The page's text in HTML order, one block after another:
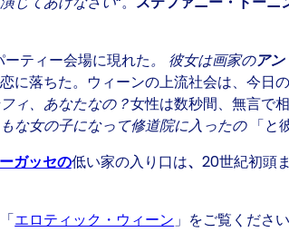
ーティー会場に現れた。 彼女は画家のア
に落ちた。ウィーンの上流社会は、今日の
フィ、あなたなの？女性は数秒間、無言で
な女の子になって修道院に入ったの 「と
ガッセの(Opens in a new tab or
低い家の入り口は、 20世紀初頭
エロティック・ウィーン」をご覧ください